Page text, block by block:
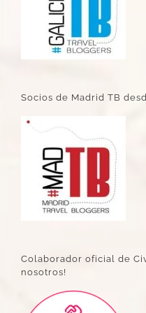
Socios de Madrid TB
Colaborador oficial de
nosotros!